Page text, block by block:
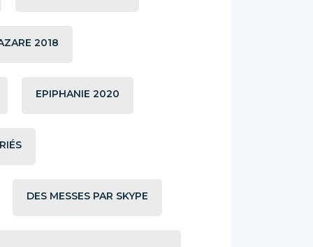
2018
EPIPHANIE 2020
DES MESSES PAR SKYPE